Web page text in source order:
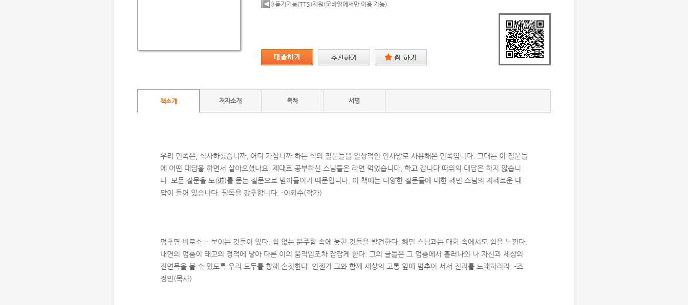
듣기기능(TTS)지원(모바일에서만 이용 가능)
책소개 저자소개 목차 서평
우리 민족은, 식사하셨습니까, 어디 가십니까 하는 식의 질문들을 일상적인 인사말로 사용해온 민족입니다. 그대는 이 질문들
에 어떤 대답을 하면서 살아오셨나요. 제대로 공부하신 스님들은 라면 먹었습니다, 학교 갑니다 따위의 대답은 하지 않습니
다. 모든 질문을 도(道)를 묻는 질문으로 받아들이기 때문입니다. 이 책에는 다양한 질문들에 대한 혜민 스님의 지혜로운 대
답이 들어 있습니다. 필독을 강추합니다. -이외수(작가)
멈추면 비로소… 보이는 것들이 있다. 쉼 없는 분주함 속에 놓친 것들을 발견한다. 혜민 스님과는 대화 속에서도 쉼을 느낀다.
내면의 멈춤이 태고의 정적에 닿아 다른 이의 움직임조차 잠잠케 한다. 그의 글들은 그 멈춤에서 흘러나와 나 자신과 세상의
진면목을 볼 수 있도록 우리 모두를 향해 손짓한다. 언젠가 그와 함께 세상의 고통 앞에 멈추어 서서 진리를 노래하리라. -조
정민(목사)